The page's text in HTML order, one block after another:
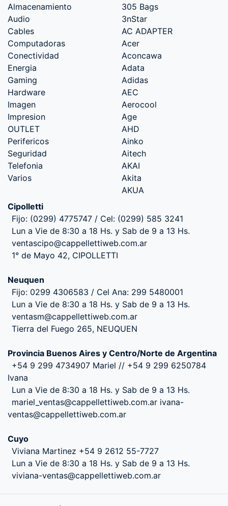
Almacenamiento
Audio
Cables
Computadoras
Conectividad
Energia
Gaming
Hardware
Imagen
Impresion
OUTLET
Perifericos
Seguridad
Telefonia
Varios
305 Bags
3nStar
AC ADAPTER
Acer
Aconcawa
Adata
Adidas
AEC
Aerocool
Age
AHD
Ainko
Aitech
AKAI
Akita
AKUA
Cipolletti
Fijo: (0299) 4775747 / Cel: (0299) 585 3241
Lun a Vie de 8:30 a 18 Hs. y Sab de 9 a 13 Hs.
ventascipo@cappellettiweb.com.ar
1° de Mayo 42, CIPOLLETTI
Neuquen
Fijo: 0299 4306583 / Cel Ana: 299 5480001
Lun a Vie de 8:30 a 18 Hs. y Sab de 9 a 13 Hs.
ventasm@cappellettiweb.com.ar
Tierra del Fuego 265, NEUQUEN
Provincia Buenos Aires y Centro/Norte de Argentina
+54 9 299 4734907 Mariel // +54 9 299 6250784
Ivana
Lun a Vie de 8:30 a 18 Hs. y Sab de 9 a 13 Hs.
mariel_ventas@cappellettiweb.com.ar ivana-
ventas@cappellettiweb.com.ar
Cuyo
Viviana Martinez +54 9 2612 55-7727
Lun a Vie de 8:30 a 18 Hs. y Sab de 9 a 13 Hs.
viviana-ventas@cappellettiweb.com.ar